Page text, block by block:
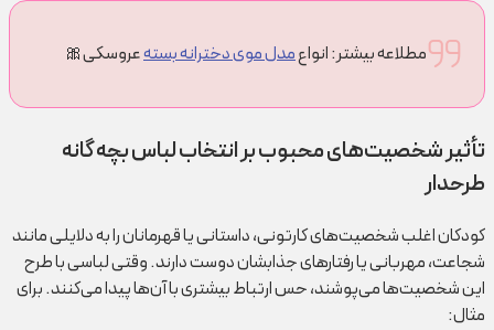
مطلاعه بیشتر: انواعمدل موی دخترانه بستهعروسکی🎀
تأثیر شخصیت‌های محبوب بر انتخاب لباس بچه گانه
طرحدار
کودکان اغلب شخصیت‌های کارتونی، داستانی یا قهرمانان را به دلایلی مانند
شجاعت، مهربانی یا رفتارهای جذابشان دوست دارند. وقتی لباسی با طرح
این شخصیت‌ها می‌پوشند، حس ارتباط بیشتری با آن‌ها پیدا می‌کنند. برای
مثال: